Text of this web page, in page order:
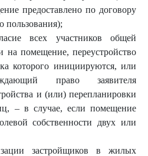
предоставлено по договору
пользования);
всех участников общей
на помещение, переустройство
которого инициируются, или
право заявителя
и (или) перепланировки
– в случае, если помещение
собственности двух или
застройщиков в жилых